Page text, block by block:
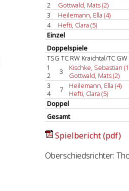
2
Gottwald, Mats (2)
3
Heilemann, Ella (4)
4
Hefti, Clara (5)
Einzel
Doppelspiele
TSG TC RW Kraichtal/TC
1
2
3
Kischke, Sebastian
Gottwald, Mats (2)
3
4
7
Heilemann, Ella (4)
Hefti, Clara (5)
Doppel
Gesamt
Spielbericht (pdf)
Oberschiedsrichter: